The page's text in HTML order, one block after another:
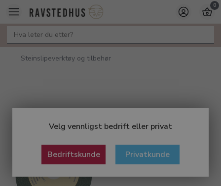
Velg vennligst bedrift eller privat
Bedriftskunde Privatkunde
0
Steinslipeverktøy og tilbehør